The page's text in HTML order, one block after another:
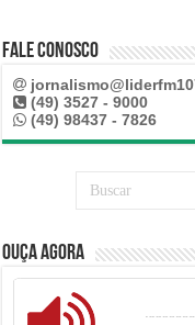
Fale Conosco
(49) 3527 - 9000
(49) 98437 - 7826
Ouça Agora